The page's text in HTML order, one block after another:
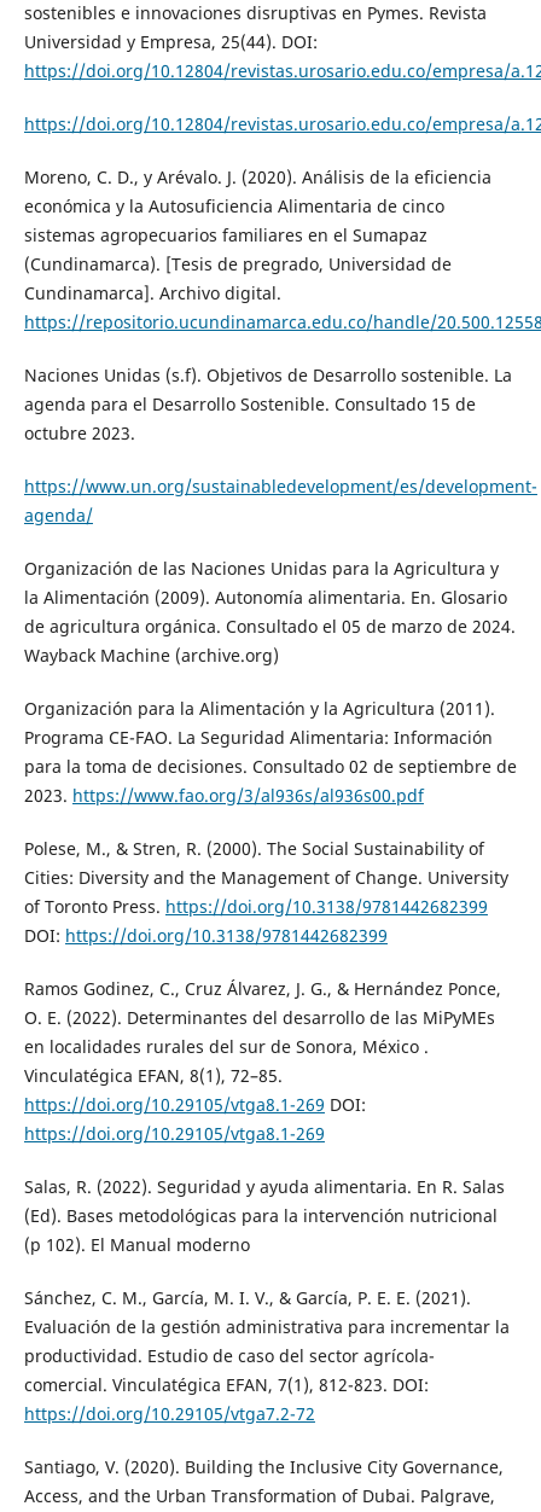
sostenibles e innovaciones disruptivas en Pymes. Revista
Universidad y Empresa, 25(44). DOI:
https://doi.org/10.12804/revistas.urosario.edu.co/empresa/
https://doi.org/10.12804/revistas.urosario.edu.co/empresa/
Moreno, C. D., y Arévalo. J. (2020). Análisis de la eficiencia
económica y la Autosuficiencia Alimentaria de cinco
sistemas agropecuarios familiares en el Sumapaz
(Cundinamarca). [Tesis de pregrado, Universidad de
Cundinamarca]. Archivo digital.
https://repositorio.ucundinamarca.edu.co/handle/
Naciones Unidas (s.f). Objetivos de Desarrollo sostenible. La
agenda para el Desarrollo Sostenible. Consultado 15 de
octubre 2023.
https://www.un.org/sustainabledevelopment/es/development-
agenda/
Organización de las Naciones Unidas para la Agricultura y
la Alimentación (2009). Autonomía alimentaria. En. Glosario
de agricultura orgánica. Consultado el 05 de marzo de 2024.
Wayback Machine (archive.org)
Organización para la Alimentación y la Agricultura (2011).
Programa CE-FAO. La Seguridad Alimentaria: Información
para la toma de decisiones. Consultado 02 de septiembre de
2023. https://www.fao.org/3/al936s/al936s00.pdf
Polese, M., & Stren, R. (2000). The Social Sustainability of
Cities: Diversity and the Management of Change. University
of Toronto Press. https://doi.org/10.3138/9781442682399
DOI: https://doi.org/10.3138/9781442682399
Ramos Godinez, C., Cruz Álvarez, J. G., & Hernández Ponce,
O. E. (2022). Determinantes del desarrollo de las MiPyMEs
en localidades rurales del sur de Sonora, México .
Vinculatégica EFAN, 8(1), 72–85.
https://doi.org/10.29105/vtga8.1-269 DOI:
https://doi.org/10.29105/vtga8.1-269
Salas, R. (2022). Seguridad y ayuda alimentaria. En R. Salas
(Ed). Bases metodológicas para la intervención nutricional
(p 102). El Manual moderno
Sánchez, C. M., García, M. I. V., & García, P. E. E. (2021).
Evaluación de la gestión administrativa para incrementar la
productividad. Estudio de caso del sector agrícola-
comercial. Vinculatégica EFAN, 7(1), 812-823. DOI:
https://doi.org/10.29105/vtga7.2-72
Santiago, V. (2020). Building the Inclusive City Governance,
Access, and the Urban Transformation of Dubai. Palgrave,